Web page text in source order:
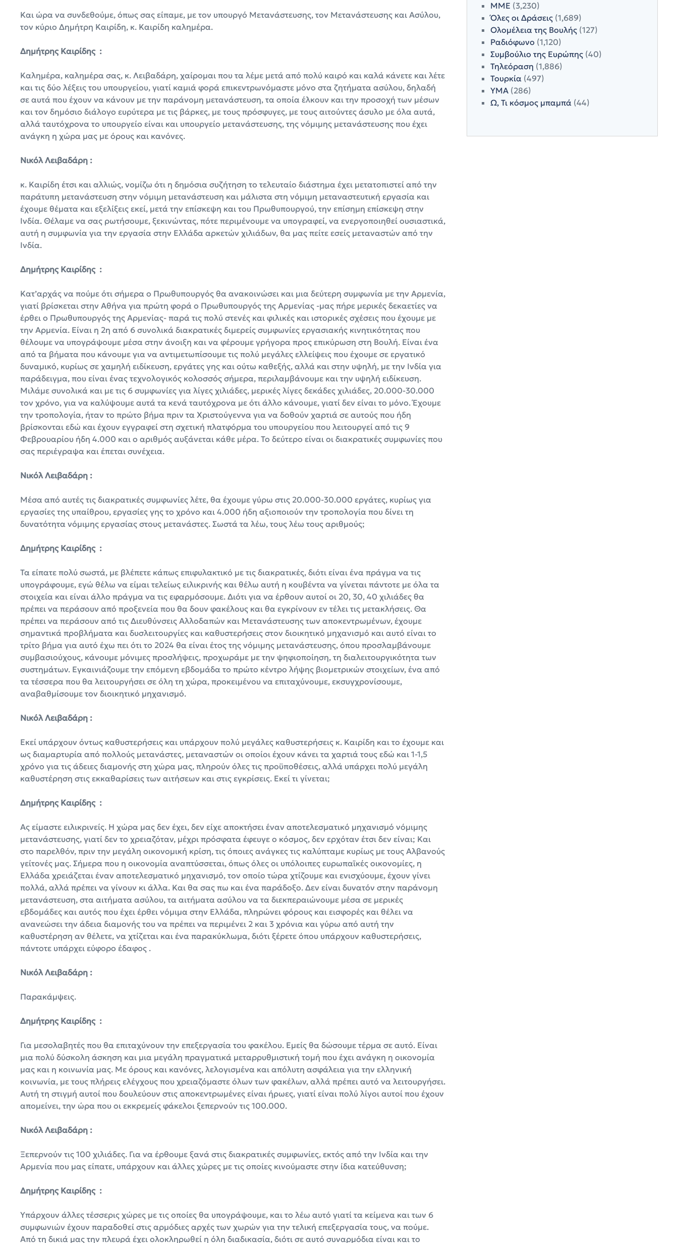
Και ώρα να συνδεθούμε, όπως σας είπαμε, με τον υπουργό Μετανάστευσης, τον Μετανάστευσης και Ασύλου,
τον κύριο Δημήτρη Καιρίδη, κ. Καιρίδη καλημέρα.
Δημήτρης Καιρίδης :
Καλημέρα, καλημέρα σας, κ. Λειβαδάρη, χαίρομαι που τα λέμε μετά από πολύ καιρό και καλά κάνετε και λέτε
και τις δύο λέξεις του υπουργείου, γιατί καμιά φορά επικεντρωνόμαστε μόνο στα ζητήματα ασύλου, δηλαδή
σε αυτά που έχουν να κάνουν με την παράνομη μετανάστευση, τα οποία έλκουν και την προσοχή των μέσων
και τον δημόσιο διάλογο ευρύτερα με τις βάρκες, με τους πρόσφυγες, με τους αιτούντες άσυλο με όλα αυτά,
αλλά ταυτόχρονα το υπουργείο είναι και υπουργείο μετανάστευσης, της νόμιμης μετανάστευσης που έχει
ανάγκη η χώρα μας με όρους και κανόνες.
Νικόλ Λειβαδάρη :
κ. Καιρίδη έτσι και αλλιώς, νομίζω ότι η δημόσια συζήτηση το τελευταίο διάστημα έχει μετατοπιστεί από την
παράτυπη μετανάστευση στην νόμιμη μετανάστευση και μάλιστα στη νόμιμη μεταναστευτική εργασία και
έχουμε θέματα και εξελίξεις εκεί, μετά την επίσκεψη και του Πρωθυπουργού, την επίσημη επίσκεψη στην
Ινδία. Θέλαμε να σας ρωτήσουμε, ξεκινώντας, πότε περιμένουμε να υπογραφεί, να ενεργοποιηθεί ουσιαστικά,
αυτή η συμφωνία για την εργασία στην Ελλάδα αρκετών χιλιάδων, θα μας πείτε εσείς μεταναστών από την
Ινδία.
Δημήτρης Καιρίδης :
Κατ’αρχάς να πούμε ότι σήμερα ο Πρωθυπουργός θα ανακοινώσει και μια δεύτερη συμφωνία με την Αρμενία,
γιατί βρίσκεται στην Αθήνα για πρώτη φορά ο Πρωθυπουργός της Αρμενίας -μας πήρε μερικές δεκαετίες να
έρθει ο Πρωθυπουργός της Αρμενίας- παρά τις πολύ στενές και φιλικές και ιστορικές σχέσεις που έχουμε με
την Αρμενία. Είναι η 2η από 6 συνολικά διακρατικές διμερείς συμφωνίες εργασιακής κινητικότητας που
θέλουμε να υπογράψουμε μέσα στην άνοιξη και να φέρουμε γρήγορα προς επικύρωση στη Βουλή. Είναι ένα
από τα βήματα που κάνουμε για να αντιμετωπίσουμε τις πολύ μεγάλες ελλείψεις που έχουμε σε εργατικό
δυναμικό, κυρίως σε χαμηλή ειδίκευση, εργάτες γης και ούτω καθεξής, αλλά και στην υψηλή, με την Ινδία για
παράδειγμα, που είναι ένας τεχνολογικός κολοσσός σήμερα, περιλαμβάνουμε και την υψηλή ειδίκευση.
Μιλάμε συνολικά και με τις 6 συμφωνίες για λίγες χιλιάδες, μερικές λίγες δεκάδες χιλιάδες, 20.000-30.000
τον χρόνο, για να καλύψουμε αυτά τα κενά ταυτόχρονα με ότι άλλο κάνουμε, γιατί δεν είναι το μόνο. Έχουμε
την τροπολογία, ήταν το πρώτο βήμα πριν τα Χριστούγεννα για να δοθούν χαρτιά σε αυτούς που ήδη
βρίσκονται εδώ και έχουν εγγραφεί στη σχετική πλατφόρμα του υπουργείου που λειτουργεί από τις 9
Φεβρουαρίου ήδη 4.000 και ο αριθμός αυξάνεται κάθε μέρα. Το δεύτερο είναι οι διακρατικές συμφωνίες που
σας περιέγραψα και έπεται συνέχεια.
Νικόλ Λειβαδάρη :
Μέσα από αυτές τις διακρατικές συμφωνίες λέτε, θα έχουμε γύρω στις 20.000-30.000 εργάτες, κυρίως για
εργασίες της υπαίθρου, εργασίες γης το χρόνο και 4.000 ήδη αξιοποιούν την τροπολογία που δίνει τη
δυνατότητα νόμιμης εργασίας στους μετανάστες. Σωστά τα λέω, τους λέω τους αριθμούς;
Δημήτρης Καιρίδης :
Τα είπατε πολύ σωστά, με βλέπετε κάπως επιφυλακτικό με τις διακρατικές, διότι είναι ένα πράγμα να τις
υπογράφουμε, εγώ θέλω να είμαι τελείως ειλικρινής και θέλω αυτή η κουβέντα να γίνεται πάντοτε με όλα τα
στοιχεία και είναι άλλο πράγμα να τις εφαρμόσουμε. Διότι για να έρθουν αυτοί οι 20, 30, 40 χιλιάδες θα
πρέπει να περάσουν από προξενεία που θα δουν φακέλους και θα εγκρίνουν εν τέλει τις μετακλήσεις. Θα
πρέπει να περάσουν από τις Διευθύνσεις Αλλοδαπών και Μετανάστευσης των αποκεντρωμένων, έχουμε
σημαντικά προβλήματα και δυσλειτουργίες και καθυστερήσεις στον διοικητικό μηχανισμό και αυτό είναι το
τρίτο βήμα για αυτό έχω πει ότι το 2024 θα είναι έτος της νόμιμης μετανάστευσης, όπου προσλαμβάνουμε
συμβασιούχους, κάνουμε μόνιμες προσλήψεις, προχωράμε με την ψηφιοποίηση, τη διαλειτουργικότητα των
συστημάτων. Εγκαινιάζουμε την επόμενη εβδομάδα το πρώτο κέντρο λήψης βιομετρικών στοιχείων, ένα από
τα τέσσερα που θα λειτουργήσει σε όλη τη χώρα, προκειμένου να επιταχύνουμε, εκσυγχρονίσουμε,
αναβαθμίσουμε τον διοικητικό μηχανισμό.
Νικόλ Λειβαδάρη :
Εκεί υπάρχουν όντως καθυστερήσεις και υπάρχουν πολύ μεγάλες καθυστερήσεις κ. Καιρίδη και το έχουμε και
ως διαμαρτυρία από πολλούς μετανάστες, μεταναστών οι οποίοι έχουν κάνει τα χαρτιά τους εδώ και 1-1,5
χρόνο για τις άδειες διαμονής στη χώρα μας, πληρούν όλες τις προϋποθέσεις, αλλά υπάρχει πολύ μεγάλη
καθυστέρηση στις εκκαθαρίσεις των αιτήσεων και στις εγκρίσεις. Εκεί τι γίνεται;
Δημήτρης Καιρίδης :
Ας είμαστε ειλικρινείς. Η χώρα μας δεν έχει, δεν είχε αποκτήσει έναν αποτελεσματικό μηχανισμό νόμιμης
μετανάστευσης, γιατί δεν το χρειαζόταν, μέχρι πρόσφατα έφευγε ο κόσμος, δεν ερχόταν έτσι δεν είναι; Και
στο παρελθόν, πριν την μεγάλη οικονομική κρίση, τις όποιες ανάγκες τις καλύπταμε κυρίως με τους Αλβανούς
γείτονές μας. Σήμερα που η οικονομία αναπτύσσεται, όπως όλες οι υπόλοιπες ευρωπαϊκές οικονομίες, η
Ελλάδα χρειάζεται έναν αποτελεσματικό μηχανισμό, τον οποίο τώρα χτίζουμε και ενισχύουμε, έχουν γίνει
πολλά, αλλά πρέπει να γίνουν κι άλλα. Και θα σας πω και ένα παράδοξο. Δεν είναι δυνατόν στην παράνομη
μετανάστευση, στα αιτήματα ασύλου, τα αιτήματα ασύλου να τα διεκπεραιώνουμε μέσα σε μερικές
εβδομάδες και αυτός που έχει έρθει νόμιμα στην Ελλάδα, πληρώνει φόρους και εισφορές και θέλει να
ανανεώσει την άδεια διαμονής του να πρέπει να περιμένει 2 και 3 χρόνια και γύρω από αυτή την
καθυστέρηση αν θέλετε, να χτίζεται και ένα παρακύκλωμα, διότι ξέρετε όπου υπάρχουν καθυστερήσεις,
πάντοτε υπάρχει εύφορο έδαφος .
Νικόλ Λειβαδάρη :
Παρακάμψεις.
Δημήτρης Καιρίδης :
Για μεσολαβητές που θα επιταχύνουν την επεξεργασία του φακέλου. Εμείς θα δώσουμε τέρμα σε αυτό. Είναι
μια πολύ δύσκολη άσκηση και μια μεγάλη πραγματικά μεταρρυθμιστική τομή που έχει ανάγκη η οικονομία
μας και η κοινωνία μας. Με όρους και κανόνες, λελογισμένα και απόλυτη ασφάλεια για την ελληνική
κοινωνία, με τους πλήρεις ελέγχους που χρειαζόμαστε όλων των φακέλων, αλλά πρέπει αυτό να λειτουργήσει.
Αυτή τη στιγμή αυτοί που δουλεύουν στις αποκεντρωμένες είναι ήρωες, γιατί είναι πολύ λίγοι αυτοί που έχουν
απομείνει, την ώρα που οι εκκρεμείς φάκελοι ξεπερνούν τις 100.000.
Νικόλ Λειβαδάρη :
Ξεπερνούν τις 100 χιλιάδες. Για να έρθουμε ξανά στις διακρατικές συμφωνίες, εκτός από την Ινδία και την
Αρμενία που μας είπατε, υπάρχουν και άλλες χώρες με τις οποίες κινούμαστε στην ίδια κατεύθυνση;
Δημήτρης Καιρίδης :
Υπάρχουν άλλες τέσσερις χώρες με τις οποίες θα υπογράψουμε, και το λέω αυτό γιατί τα κείμενα και των 6
συμφωνιών έχουν παραδοθεί στις αρμόδιες αρχές των χωρών για την τελική επεξεργασία τους, να πούμε.
Από τη δικιά μας την πλευρά έχει ολοκληρωθεί η όλη διαδικασία, διότι σε αυτό συναρμόδια είναι και το
ΜΜΕ (3,230)
Όλες οι Δράσεις(1,689)
Ολομέλεια της Βουλής(127)
Ραδιόφωνο (1,120)
Συμβούλιο της Ευρώπης(40)
Τηλεόραση (1,886)
Τουρκία(497)
ΥΜΑ(286)
Ω, Τι κόσμος μπαμπά(44)